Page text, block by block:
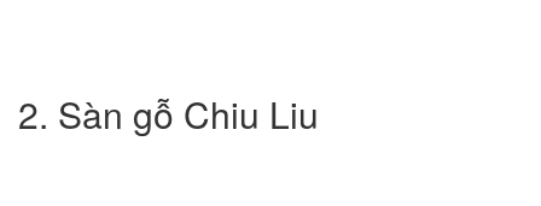
2. Sàn gỗ Chiu Liu